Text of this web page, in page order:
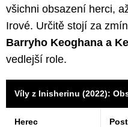
všichni obsazení herci,
Irové. Určitě stojí za
Barryho Keoghana a
vedlejší role.
Víly z Inisherinu (2022):
Herec